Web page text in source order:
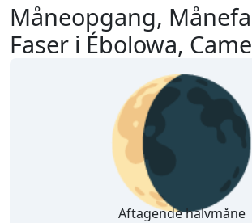
Måneopgang,
Faser i Ébolowa,
🌘
Aftagende halvmåne